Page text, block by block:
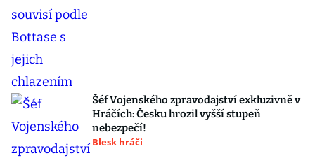
Šéf Vojenského zpravodajství exkluzivně v
Hráčích: Česku hrozil vyšší stupeň
nebezpečí!
Blesk hráči